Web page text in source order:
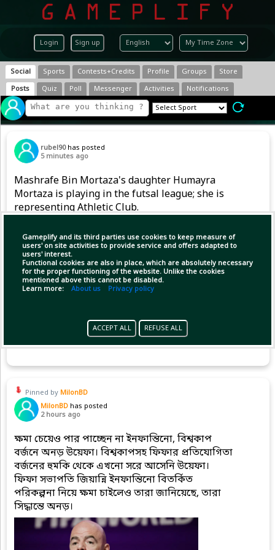
Login Sign up
Gameplify and its third parties use cookies to keep measure of
users' on site activities to provide service and offers adapted to
users' interest.
Functional cookies are also in place, which are absolutely necessary
for the proper functioning of the website. Unlike the cookies
mentioned above this cannot be disabled.
Learn more: About us Privacy policy
ACCEPT ALL REFUSE ALL
Social Sports Contests+Credits Profile Groups
Store
Posts
Quiz Poll Messenger Activities Notifications
rubel90 has posted
5 minutes ago
Mashrafe Bin Mortaza's daughter Humayra
Mortaza is playing in the futsal league; she is
representing Athletic Club.
Open
Pinned by MilonBD
MilonBD has posted
2 hours ago
ক্ষমা চেয়েও পার পাচ্ছেন না ইনফান্তিনো, বিশ্বকাপ
বর্জনে অনড় উয়েফা। বিশ্বকাপসহ ফিফার প্রতিযোগিতা
বর্জনের হুমকি থেকে এখনো সরে আসেনি উয়েফা।
ফিফা সভাপতি জিয়ান্নি ইনফান্তিনো বিতর্কিত
পরিকল্পনা নিয়ে ক্ষমা চাইলেও তারা জানিয়েছে, তারা
সিদ্ধান্তে অনড়।